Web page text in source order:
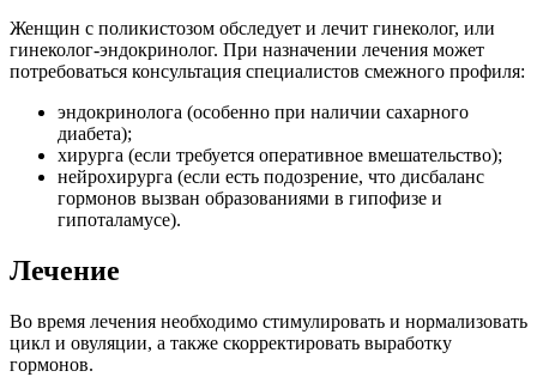
Женщин с поликистозом обследует и лечит гинеколог, или
гинеколог-эндокринолог. При назначении лечения может
потребоваться консультация специалистов смежного профиля:
эндокринолога (особенно при наличии сахарного
диабета);
хирурга (если требуется оперативное вмешательство);
нейрохирурга (если есть подозрение, что дисбаланс
гормонов вызван образованиями в гипофизе и
гипоталамусе).
Лечение
Во время лечения необходимо стимулировать и нормализовать
цикл и овуляции, а также скорректировать выработку
гормонов.